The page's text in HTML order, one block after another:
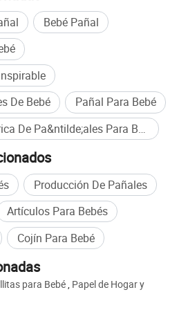
Bebé Pañal
De Bebé
Pañal Para Bebé
Compra F&aacute;brica De Pa&ntilde;ales Para Beb&eacute;s al por mayor
Producción De Pañales
Artículos Para Bebés
Cojín Para Bebé
para Bebé, Papel de Hogar y